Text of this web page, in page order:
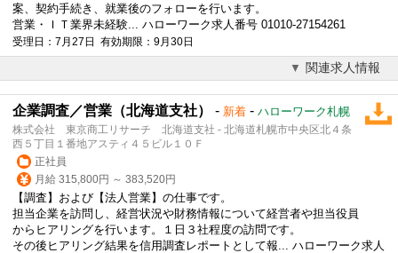
案、契約手続き、就業後のフォローを行います。
営業・ＩＴ業界未経験... ハローワーク求人番号 01010-27154261
受理日：7月27日 有効期限：9月30日
関連求人情報
企業調査／営業（北海道支社） - 新着 - ハローワーク札幌
株式会社 東京商工リサーチ 北海道支社 - 北海道札幌市中央区北４条
西５丁目１番地アスティ４５ビル１０Ｆ
正社員
月給 315,800円 ～ 383,520円
【調査】および【法人営業】の仕事です。
担当企業を訪問し、経営状況や財務情報について経営者や担当役員
からヒアリングを行います。１日３社程度の訪問です。
その後ヒアリング結果を信用調査レポートとして報... ハローワーク求人